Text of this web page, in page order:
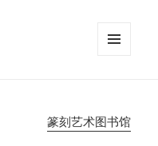
篆刻艺术图书馆